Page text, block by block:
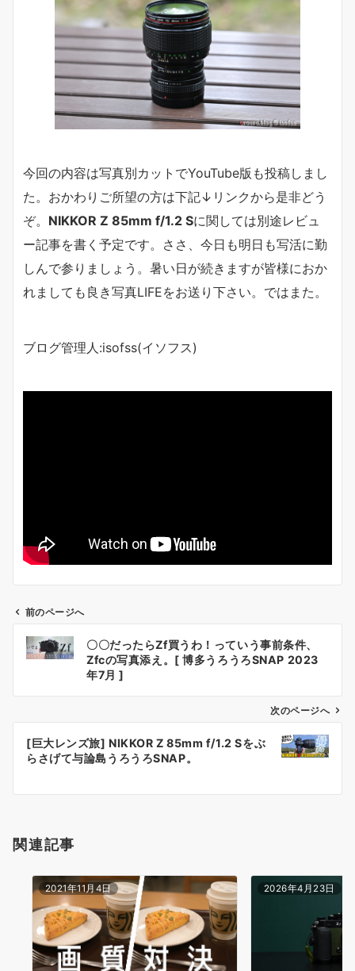
今回の内容は写真別カットでYouTube版も投稿しまし
た。おかわりご所望の方は下記↓リンクから是非どう
ぞ。 NIKKOR Z 85mm f/1.2 Sに関しては別途レビュ
ー記事を書く予定です。ささ、今日も明日も写活に勤
しんで参りましょう。暑い日が続きますが皆様におか
れましても良き写真LIFEをお送り下さい。ではまた。
ブログ管理人:isofss(イソフス)
ン
前のページへ
〇〇だったらZf買うわ！っていう事前条件、
Zfcの写真添え。[ 博多うろうろSNAP 2023
年7月 ]
次のページへ
[巨大レンズ旅] NIKKOR Z 85mm f/1.2 Sをぶ
らさげて与論島うろうろSNAP。
関連記事
2021年11月4日 2026年4月23日